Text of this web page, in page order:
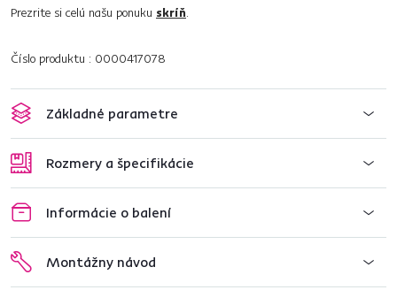
Prezrite si celú našu ponuku skríň.
Číslo produktu : 0000417078
Základné parametre
Rozmery a špecifikácie
Informácie o balení
Montážny návod